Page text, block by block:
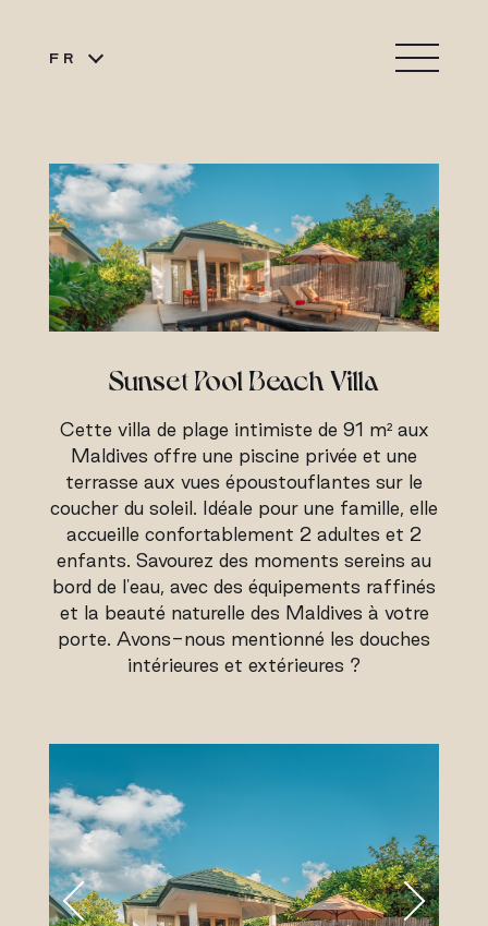
FR
Sunset Pool Beach Villa
Cette villa de plage intimiste de 91 m² aux
Maldives offre une piscine privée et une
terrasse aux vues époustouflantes sur le
coucher du soleil. Idéale pour une famille, elle
accueille confortablement 2 adultes et 2
enfants. Savourez des moments sereins au
bord de l'eau, avec des équipements raffinés
et la beauté naturelle des Maldives à votre
porte. Avons-nous mentionné les douches
intérieures et extérieures ?